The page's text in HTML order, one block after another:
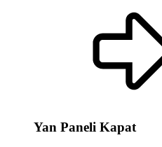
Yan Paneli Kapat